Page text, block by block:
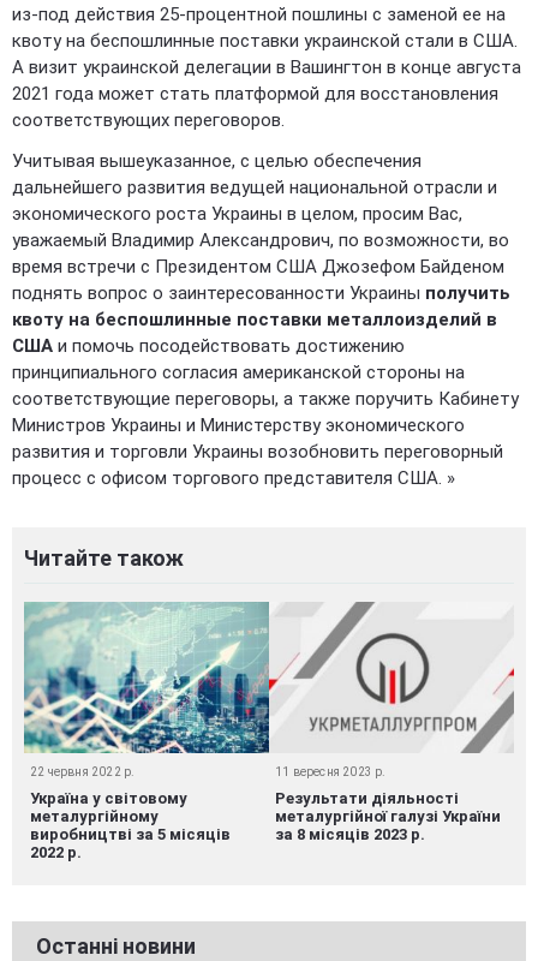
из-под действия 25-процентной пошлины с заменой ее на
квоту на беспошлинные поставки украинской стали в США.
А визит украинской делегации в Вашингтон в конце августа
2021 года может стать платформой для восстановления
соответствующих переговоров.
Учитывая вышеуказанное, с целью обеспечения
дальнейшего развития ведущей национальной отрасли и
экономического роста Украины в целом, просим Вас,
уважаемый Владимир Александрович, по возможности, во
время встречи с Президентом США Джозефом Байденом
поднять вопрос о заинтересованности Украины получить
квоту на беспошлинные поставки металлоизделий в
США и помочь посодействовать достижению
принципиального согласия американской стороны на
соответствующие переговоры, а также поручить Кабинету
Министров Украины и Министерству экономического
развития и торговли Украины возобновить переговорный
процесс с офисом торгового представителя США. »
Читайте також
22 червня 2022 р.
Україна у світовому
металургійному
виробництві за 5 місяців
2022 р.
11 вересня 2023 р.
Результати діяльності
металургійної галузі України
за 8 місяців 2023 р.
Останні новини